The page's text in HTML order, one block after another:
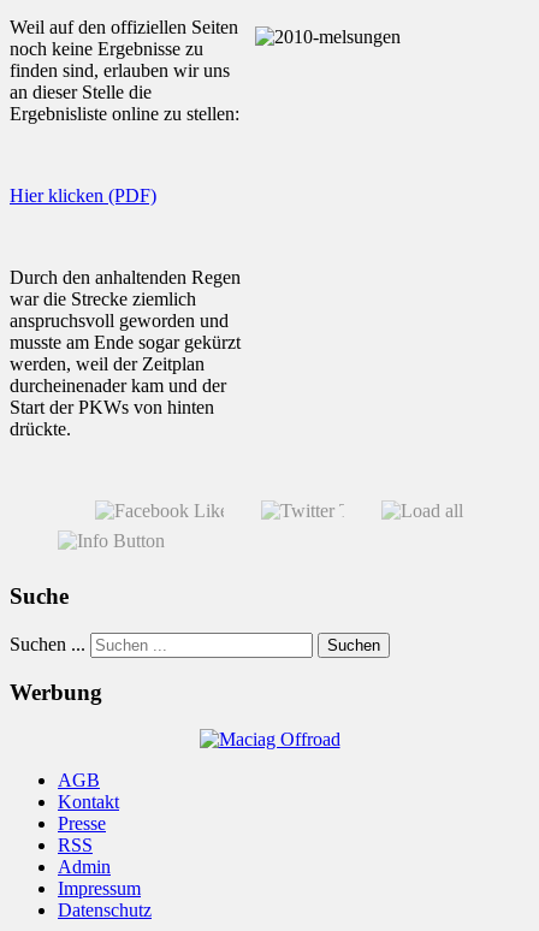
Weil auf den offiziellen Seiten
noch keine Ergebnisse zu
finden sind, erlauben wir uns
an dieser Stelle die
Ergebnisliste online zu stellen:
Hier klicken (PDF)
Durch den anhaltenden Regen
war die Strecke ziemlich
anspruchsvoll geworden und
musste am Ende sogar gekürzt
werden, weil der Zeitplan
durcheinenader kam und der
Start der PKWs von hinten
drückte.
Suche
Suchen ... Suchen
Werbung
AGB
Kontakt
Presse
RSS
Admin
Impressum
Datenschutz